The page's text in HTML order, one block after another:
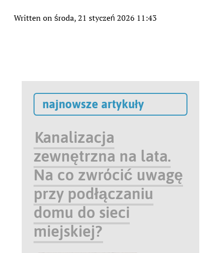
Written on środa, 21 styczeń 2026 11:43
najnowsze artykuły
Kanalizacja
zewnętrzna na lata.
Na co zwrócić uwagę
przy podłączaniu
domu do sieci
miejskiej?